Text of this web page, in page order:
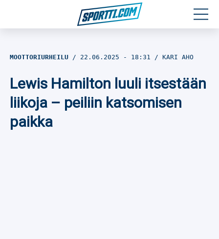
Jalkapallo
Yleisurheilu
MOOTTORIURHEILU 22.06.2025 - 18:31 KARI AHO
Lewis Hamilton luuli itsestään
liikoja – peiliin katsomisen
paikka